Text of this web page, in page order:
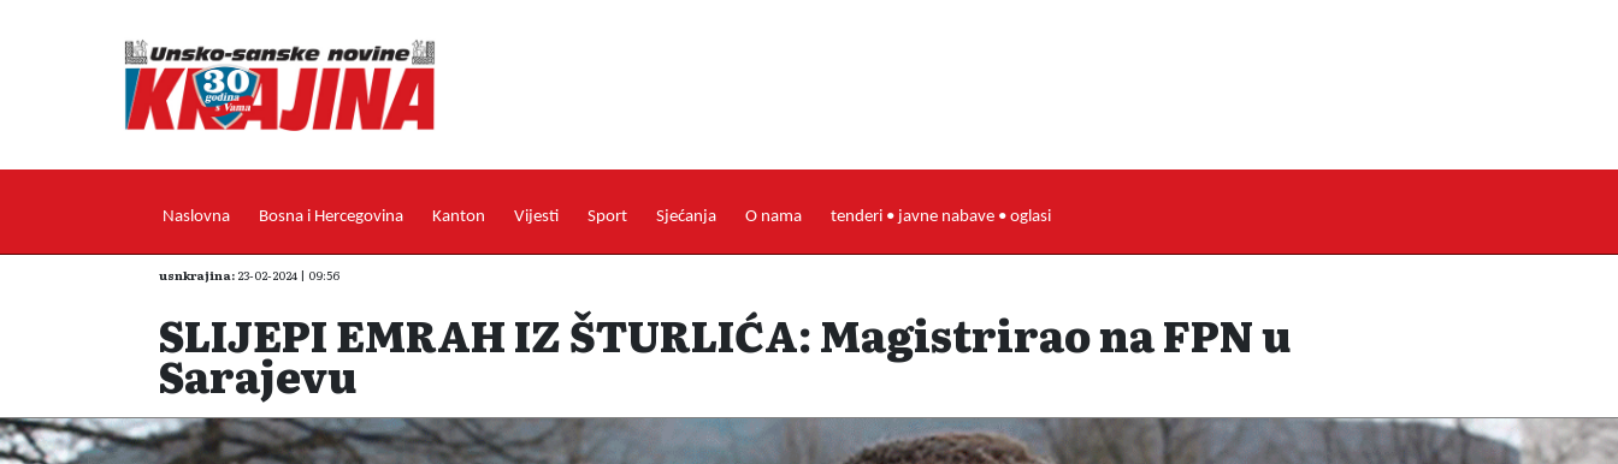
Naslovna Bosna i Hercegovina Kanton Vijesti Sport Sjećanja O nama tenderi • javne nabave • oglasi
usnkrajina: 23-02-2024 | 09:56
SLIJEPI EMRAH IZ ŠTURLIĆA: Magistrirao na FPN u
Sarajevu